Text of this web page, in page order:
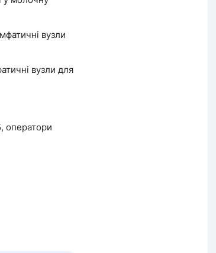
вузли
вузли для
оператори